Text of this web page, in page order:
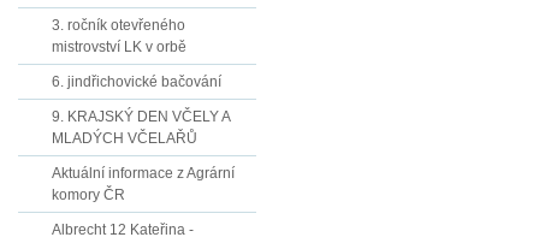
3. ročník otevřeného
mistrovství LK v orbě
6. jindřichovické bačování
9. KRAJSKÝ DEN VČELY A
MLADÝCH VČELAŘŮ
Aktuální informace z Agrární
komory ČR
Albrecht 12 Kateřina -